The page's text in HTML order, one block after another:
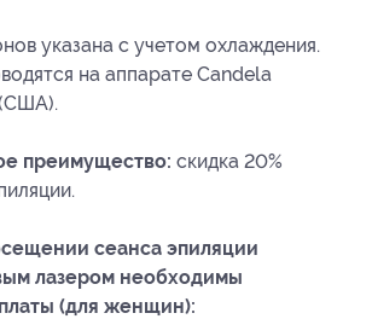
указана с учетом охлаждения.
на аппарате Candela
преимущество: скидка 20%
сеанса эпиляции
лазером необходимы
(для женщин):